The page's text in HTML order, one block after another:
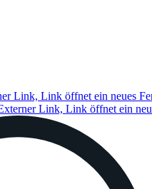
Link, Link öffnet ein neues
Link, Link öffnet ein